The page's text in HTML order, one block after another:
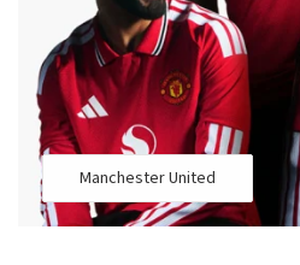
Manchester United